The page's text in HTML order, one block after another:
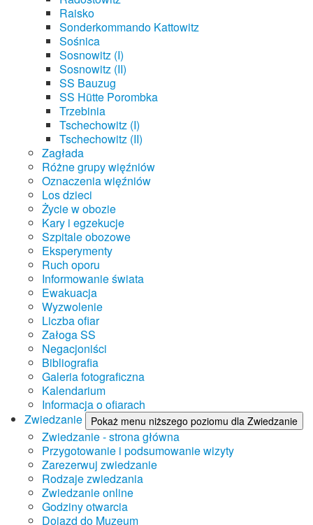
Raisko
Sonderkommando Kattowitz
Sośnica
Sosnowitz (I)
Sosnowitz (II)
SS Bauzug
SS Hütte Porombka
Trzebinia
Tschechowitz (I)
Tschechowitz (II)
Zagłada
Różne grupy więźniów
Oznaczenia więźniów
Los dzieci
Życie w obozie
Kary i egzekucje
Szpitale obozowe
Eksperymenty
Ruch oporu
Informowanie świata
Ewakuacja
Wyzwolenie
Liczba ofiar
Załoga SS
Negacjoniści
Bibliografia
Galeria fotograficzna
Kalendarium
Informacja o ofiarach
Zwiedzanie
Pokaż menu niższego poziomu dla Zwiedzanie
Zwiedzanie - strona główna
Przygotowanie i podsumowanie wizyty
Zarezerwuj zwiedzanie
Rodzaje zwiedzania
Zwiedzanie online
Godziny otwarcia
Dojazd do Muzeum